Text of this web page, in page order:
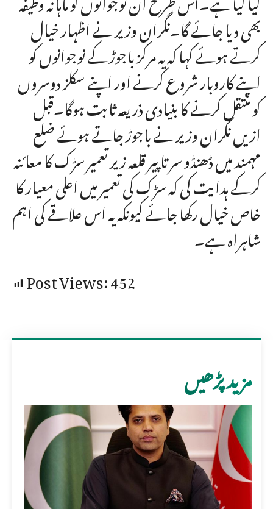
بھی دیا جائے گا۔نگران وزیر نے اظہار خیال
کرتے ہوئے کہا کہ یہ مرکز باجوڑ کے نوجوانوں کو
اپنے کاروبار شروع کرنے اور اپنے سکلز دوسروں
کو منتقل کرنے کا بنیادی ذریعہ ثابت ہوگا۔قبل
ازیں نگران وزیر نے باجوڑ جاتے ہوئے ضلع
مہمند میں ڈھنڈو سر تا پیر قلعہ زیر تعمیر سڑک کا معائنہ
کرکے ہدایت کی کہ سڑک کی تعمیر میں اعلی معیار کا
خاص خیال رکھا جائے کیونکہ یہ اس علاقے کی اہم
شاہراہ ہے۔
Post Views:452
مزید پڑھیں